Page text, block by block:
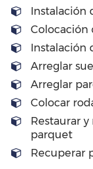
Instalación
Colocación
Instalación
Arreglar
Arreglar
Colocar
Restaurar
parquet
Recuperar